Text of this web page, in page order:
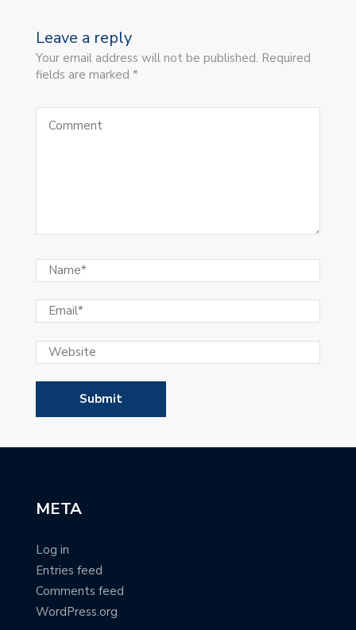
Leave a reply
Your email address will not be published. Required
fields are marked *
META
Log in
Entries feed
Comments feed
WordPress.org